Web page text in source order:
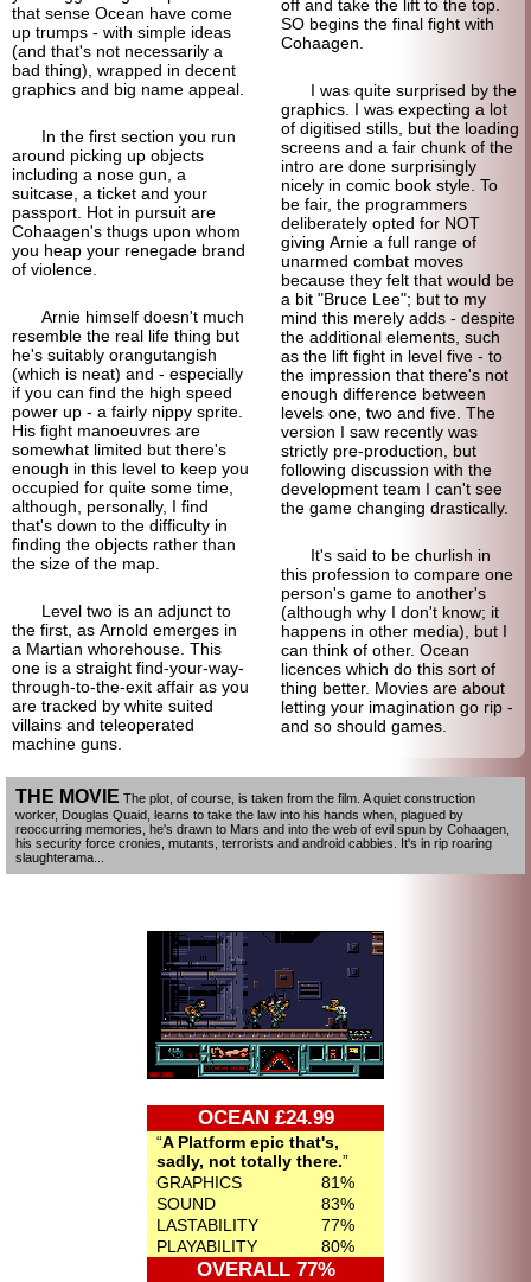
that sense Ocean have come
up trumps - with simple ideas
(and that's not necessarily a
bad thing), wrapped in decent
graphics and big name appeal.
In the first section you run
around picking up objects
including a nose gun, a
suitcase, a ticket and your
passport. Hot in pursuit are
Cohaagen's thugs upon whom
you heap your renegade brand
of violence.
Arnie himself doesn't much
resemble the real life thing but
he's suitably orangutangish
(which is neat) and - especially
if you can find the high speed
power up - a fairly nippy sprite.
His fight manoeuvres are
somewhat limited but there's
enough in this level to keep you
occupied for quite some time,
although, personally, I find
that's down to the difficulty in
finding the objects rather than
the size of the map.
Level two is an adjunct to
the first, as Arnold emerges in
a Martian whorehouse. This
one is a straight find-your-way-
through-to-the-exit affair as you
are tracked by white suited
villains and teleoperated
machine guns.
off and take the lift to the top.
SO begins the final fight with
Cohaagen.
I was quite surprised by the
graphics. I was expecting a lot
of digitised stills, but the loading
screens and a fair chunk of the
intro are done surprisingly
nicely in comic book style. To
be fair, the programmers
deliberately opted for NOT
giving Arnie a full range of
unarmed combat moves
because they felt that would be
a bit "Bruce Lee"; but to my
mind this merely adds - despite
the additional elements, such
as the lift fight in level five - to
the impression that there's not
enough difference between
levels one, two and five. The
version I saw recently was
strictly pre-production, but
following discussion with the
development team I can't see
the game changing drastically.
It's said to be churlish in
this profession to compare one
person's game to another's
(although why I don't know; it
happens in other media), but I
can think of other. Ocean
licences which do this sort of
thing better. Movies are about
letting your imagination go rip -
and so should games.
THE MOVIE The plot, of course, is taken from the film. A quiet construction
worker, Douglas Quaid, learns to take the law into his hands when, plagued by
reoccurring memories, he's drawn to Mars and into the web of evil spun by Cohaagen,
his security force cronies, mutants, terrorists and android cabbies. It's in rip roaring
slaughterama...
OCEAN £24.99
OVERALL 77%
A Platform epic that's,
sadly, not totally there.
GRAPHICS
81%
SOUND
83%
LASTABILITY
77%
PLAYABILITY
80%